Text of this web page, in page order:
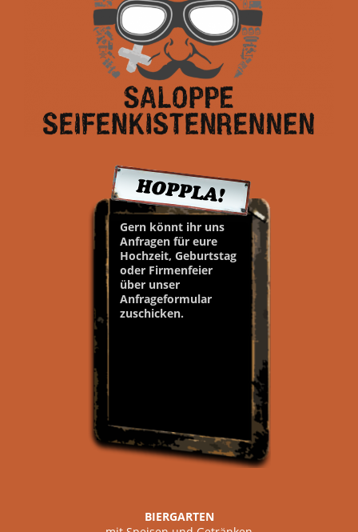
Gern könnt ihr uns
Anfragen für eure
Hochzeit, Geburtstag
oder Firmenfeier
über unser
Anfrageformular
zuschicken.
BIERGARTEN